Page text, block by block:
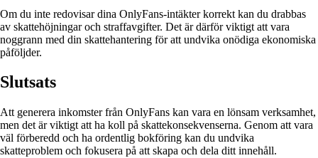
Om du inte redovisar dina OnlyFans-intäkter korrekt kan du drabbas
av skattehöjningar och straffavgifter. Det är därför viktigt att vara
noggrann med din skattehantering för att undvika onödiga ekonomiska
påföljder.
Slutsats
Att generera inkomster från OnlyFans kan vara en lönsam verksamhet,
men det är viktigt att ha koll på skattekonsekvenserna. Genom att vara
väl förberedd och ha ordentlig bokföring kan du undvika
skatteproblem och fokusera på att skapa och dela ditt innehåll.